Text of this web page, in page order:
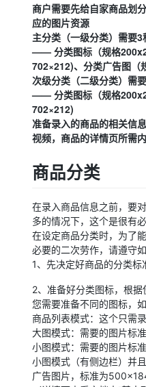
商户需要先给自家商品划
应的图片资源
主分类（一级分类）需要3
—— 分类图标（规格
702×212)、分类广告图（
次级分类（二级分类）需
—— 分类图标（规格
702×212)
准备录入的商品的相关信
视频，商品的详情页所需
商品分类
在录入商品信息之前，要
多的情况下，这个是很有
在设定商品分类时，为了
必要的二次劳作，请遵守如
1、先决定好商品的分类
2、准备好分类图标，根据
您需要准备不同的图标，如
商品列表模式：这个只需
大图模式：需要的图片标
小图模式：需要的图片标
小图模式（有侧边栏）并
广告图片，标准为